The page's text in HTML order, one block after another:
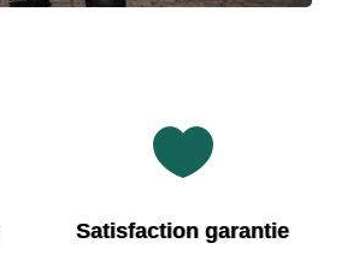

Satisfaction garantie